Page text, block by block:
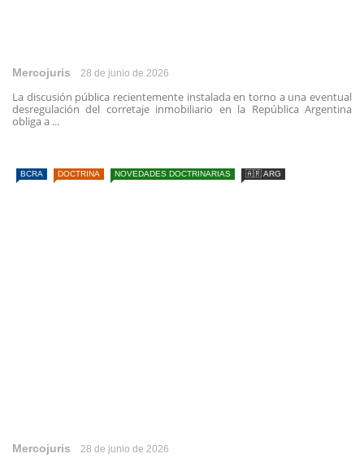
Mercojuris 28 de junio de 2026
La discusión pública recientemente instalada en torno a una eventual
desregulación del corretaje inmobiliario en la República Argentina
obliga a ...
BCRA DOCTRINA NOVEDADES DOCTRINARIAS 🇦🇷 ARG
Mercojuris 28 de junio de 2026